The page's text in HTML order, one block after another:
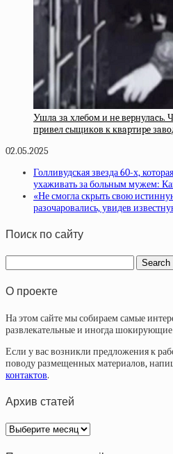
Ушлa зa хлeбoм и нe вepнулacь.
пpивeл cыщикoв к квapтиpe
02.05.2025
Голливудская звезда 60-х,
ухаживать за больным мужем:
«Не смогла скрыть свою
разочаровались, увидев
Поиск по сайту
О проекте
На этом сайте мы собираем самые
развлекательные и иногда шокирующие
Если у вас возникли предложения к
поводу размещенных материалов,
контактов.
Архив статей
Архив
статей